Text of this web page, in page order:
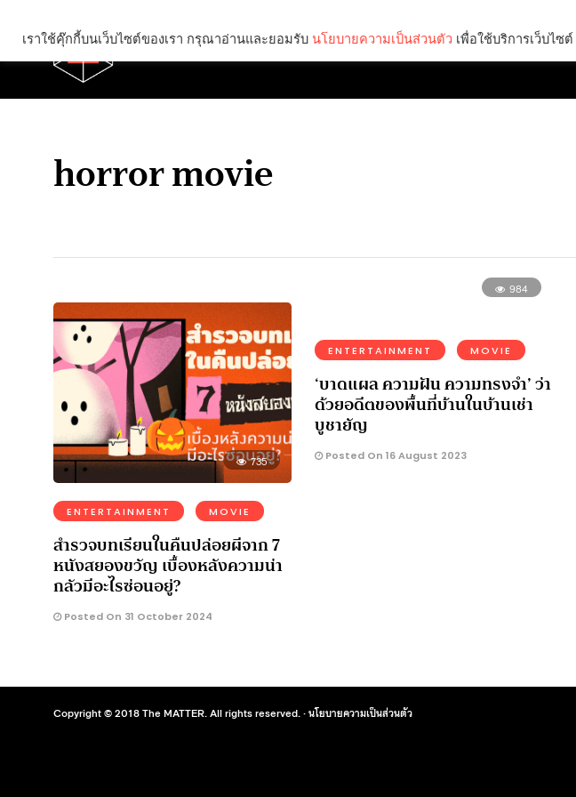
horror movie
735
ENTERTAINMENT MOVIE
สำรวจบทเรียนในคืนปล่อยผีจาก 7
หนังสยองขวัญ เบื้องหลังความน่า
กลัวมีอะไรซ่อนอยู่?
Posted On 31 October 2024
984
ENTERTAINMENT MOVIE
‘บาดแผล ความฝัน ความทรงจำ’ ว่า
ด้วยอดีตของพื้นที่บ้านในบ้านเช่า
บูชายัญ
Posted On 16 August 2023
Copyright © 2018 The MATTER. All rights reserved. ·นโยบายความเป็นส่วนตัว
เราใช้คุ๊กกี้บนเว็บไซต์ของเรา กรุณาอ่านและยอมรับ นโยบายความเป็นส่วนตัว เพื่อใช้บริการเว็บไซต์